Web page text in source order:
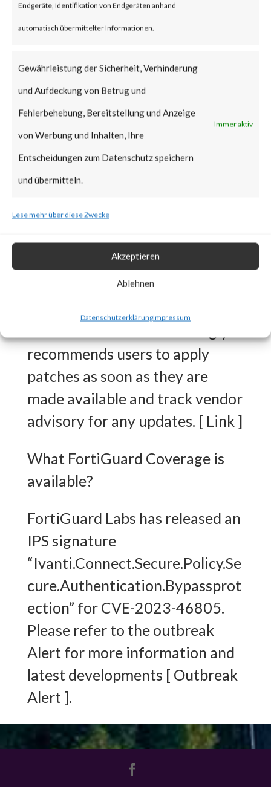
Endgeräte, Identifikation von Endgeräten anhand
automatisch übermittelter Informationen.
Gewährleistung der Sicherheit, Verhinderung
und Aufdeckung von Betrug und
Fehlerbehebung, Bereitstellung und Anzeige
von Werbung und Inhalten, Ihre
Entscheidungen zum Datenschutz speichern
und übermitteln.
Immer aktiv
Lese mehr über diese Zwecke
Akzeptieren
Ablehnen
DatenschutzerklärungImpressum
together may allow attackers to
run commands without the need
compromised system. Both
vulnerabilities have been added
to CISA’s Known Exploited
Vulnerabilities (KEV) catalog.
What is the Vendor Solution?
At the time of posting, there is
no patch available; Ivanti has
released workarounds as the
two new vulnerabilities are
recommends users to apply
patches as soon as they are
made available and track vendor
advisory for any updates. [ Link ]
What FortiGuard Coverage is
available?
FortiGuard Labs has released an
IPS signature
“Ivanti.Connect.Secure.Policy.Se
cure.Authentication.Bypassprot
ection” for CVE-2023-46805.
Please refer to the outbreak
Alert for more information and
latest developments [ Outbreak
Alert ].